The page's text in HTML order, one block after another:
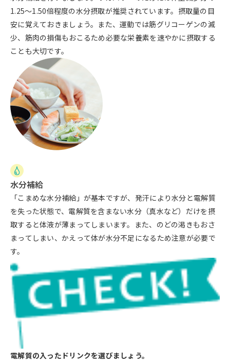
1.25～1.50倍程度の水分摂取が推奨されています。摂取量の目
安に覚えておきましょう。また、運動では筋グリコーゲンの減
少、筋肉の損傷もおこるため必要な栄養素を速やかに摂取する
ことも大切です。
水分補給
「こまめな水分補給」が基本ですが、発汗により水分と電解質
を失った状態で、電解質を含まない水分（真水など）だけを摂
取すると体液が薄まってしまいます。また、のどの渇きもおさ
まってしまい、かえって体が水分不足になるため注意が必要で
す。
電解質の入ったドリンクを選びましょう。